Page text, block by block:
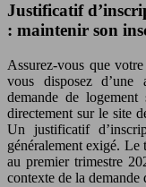
Justificatif
: maintenir son
Assurez-vous que
vous disposez d’une
demande de
directement sur le site
Un justificatif
généralement exigé. Le
au premier trimestre
contexte de la demande